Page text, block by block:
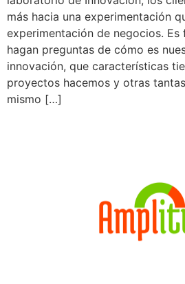
más hacia una experimentación
experimentación de negocios. Es
hagan preguntas de cómo es
innovación, que características
proyectos hacemos y otras
mismo […]